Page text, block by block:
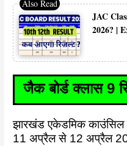
JAC
2026? |
जैक बोर्ड क्लास 9
झारखंड एकेडमिक काउंसिल
11 अप्रैल से 12 अप्रैल